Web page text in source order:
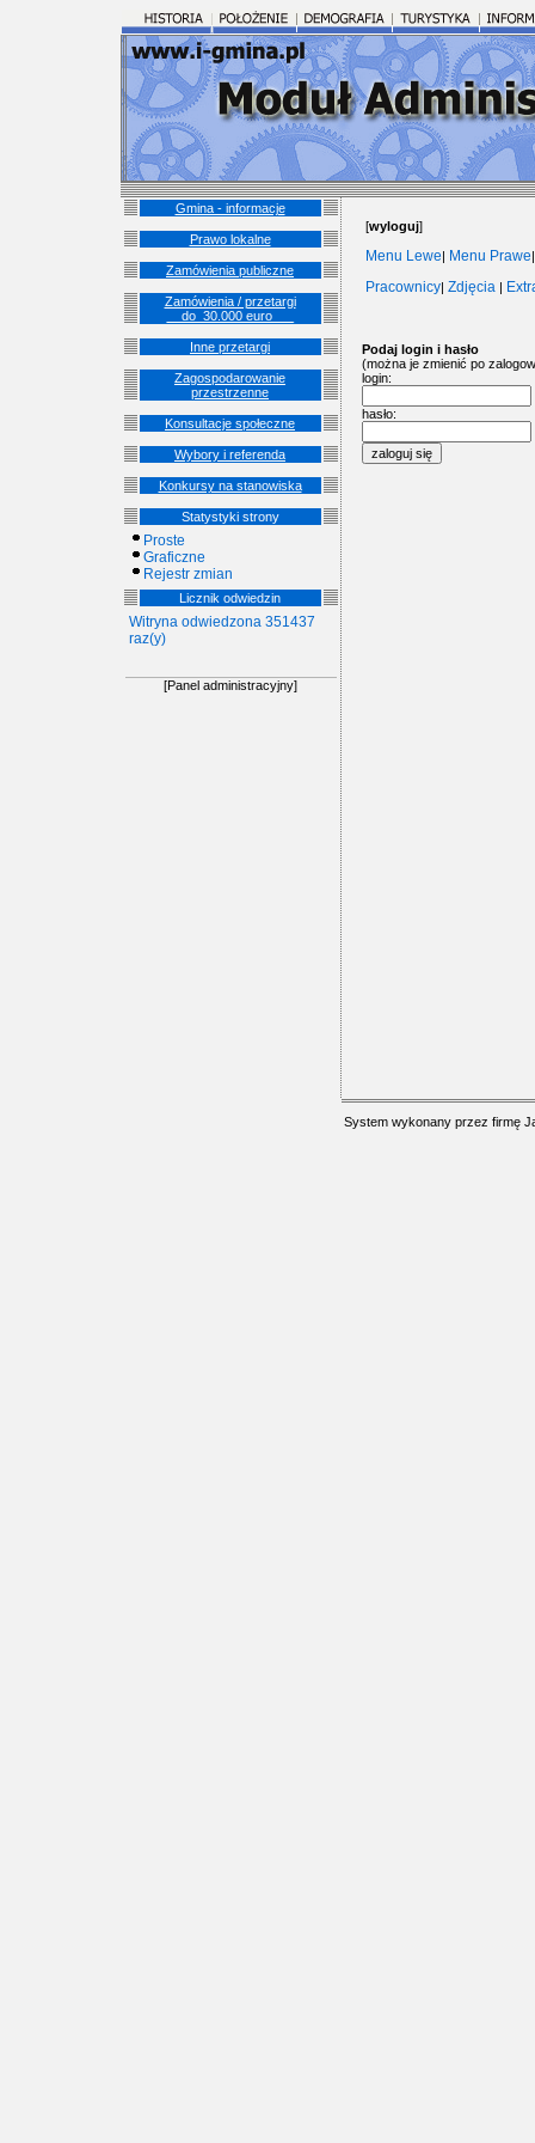
Gmina - informacje
Prawo lokalne
Zamówienia publiczne
Zamówienia / przetargi
__do_30.000 euro___
Inne przetargi
Zagospodarowanie
przestrzenne
Konsultacje społeczne
Wybory i referenda
Konkursy na stanowiska
Statystyki strony
Proste
Graficzne
Rejestr zmian
Licznik odwiedzin
Witryna odwiedzona 351437
raz(y)
[Panel administracyjny]
[wyloguj]
Menu Lewe| Menu Prawe
Pracownicy| Zdjęcia |
Podaj login i hasło
(można je zmienić po
login:
hasło:
System wykonany przez firmę